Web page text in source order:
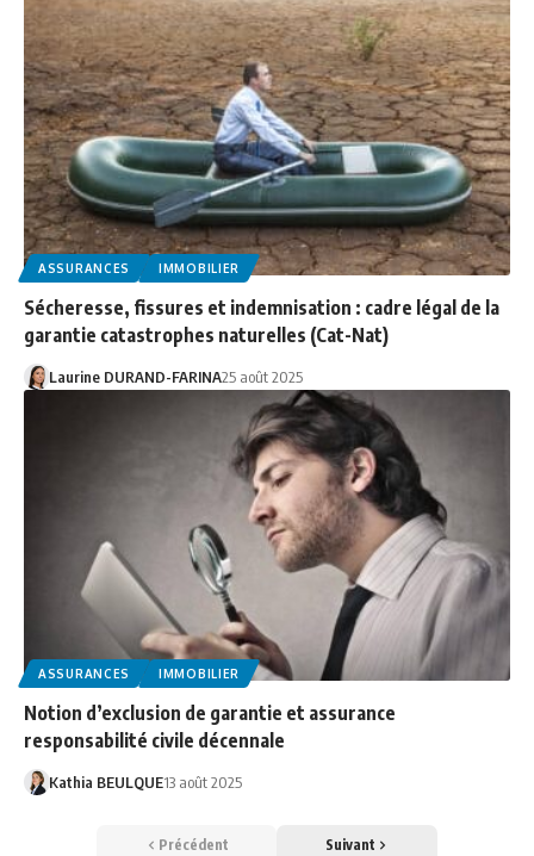
ASSURANCES IMMOBILIER
Sécheresse, fissures et indemnisation : cadre légal de la
garantie catastrophes naturelles (Cat-Nat)
Laurine DURAND-FARINA25 août 2025
ASSURANCES IMMOBILIER
Notion d’exclusion de garantie et assurance
responsabilité civile décennale
Kathia BEULQUE13 août 2025
Précédent Suivant